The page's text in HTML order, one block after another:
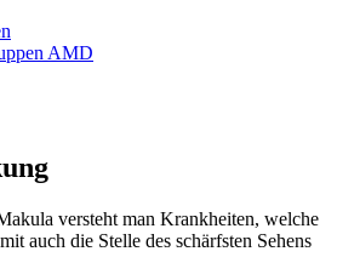
AMD
versteht man Krankheiten, welche
auch die Stelle des schärfsten Sehens